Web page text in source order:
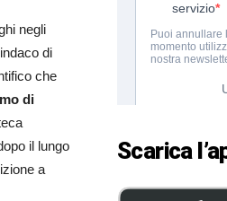
negli
di
che
di
il lungo
a
Scarica